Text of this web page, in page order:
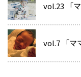
vol.23 「
vol.7 「マ